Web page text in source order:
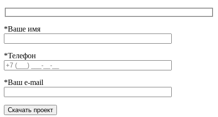
*Ваше имя
*Телефон
*Ваш e-mail